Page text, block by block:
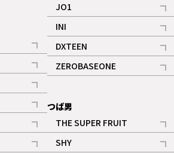
JO1
記事
ギャラリー
INI
記事
ギャラリー
DXTEEN
記事
ギャラリー
ZEROBASEONE
記事
つば男
THE SUPER FRUIT
記事
ギャラリー
SHY